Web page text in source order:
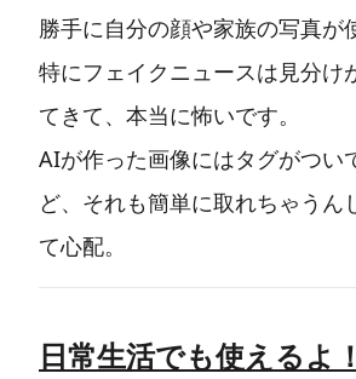
勝手に自分の顔や家族の写真が
特にフェイクニュースは見分け
てきて、本当に怖いです。
AIが作った画像にはタグがつい
ど、それも簡単に取れちゃうん
て心配。
日常生活でも使えるよ！